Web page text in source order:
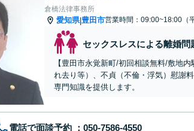
倉橋法律事務所
愛知県|豊田市営業時間：09:00~18:00（
セックスレスによる離婚問
【豊田市永覚新町/初回相談無料/敷地
れ去り等）、不貞（不倫・浮気）慰謝
専門知識を提供します。
電話で面談予約